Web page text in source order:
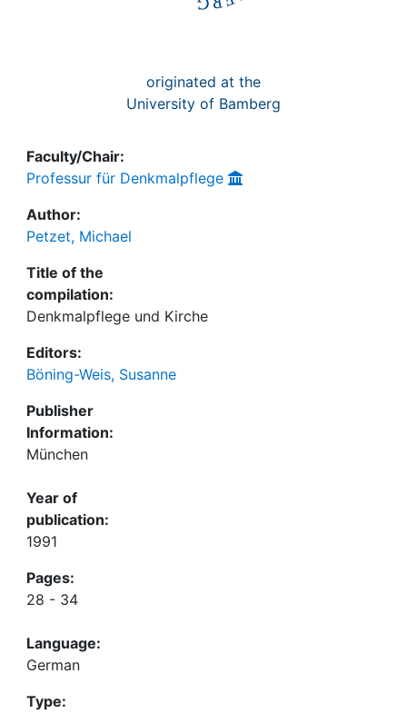
originated at the
University of Bamberg
Faculty/Chair:
Professur für Denkmalpflege
Author:
Petzet, Michael
Title of the
compilation:
Denkmalpflege und Kirche
Editors:
Böning-Weis, Susanne
Publisher
Information:
München
Year of
publication:
1991
Pages:
28 - 34
Language:
German
Type: